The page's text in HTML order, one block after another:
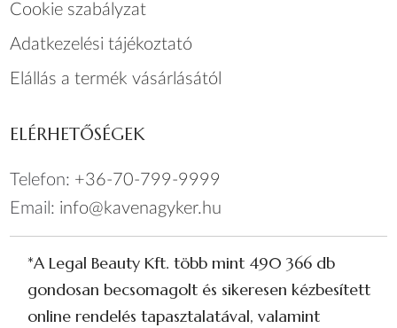
Cookie szabályzat
Adatkezelési tájékoztató
Elállás a termék vásárlásától
ELÉRHETŐSÉGEK
Telefon: +36-70-799-9999
Email: info@kavenagyker.hu
*A Legal Beauty Kft. több mint 490 366 db
gondosan becsomagolt és sikeresen kézbesített
online rendelés tapasztalatával, valamint